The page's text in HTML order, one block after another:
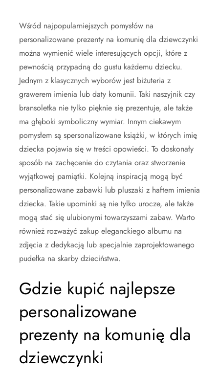
Wśród najpopularniejszych pomysłów na
personalizowane prezenty na komunię dla dziewczynki
można wymienić wiele interesujących opcji, które z
pewnością przypadną do gustu każdemu dziecku.
Jednym z klasycznych wyborów jest biżuteria z
grawerem imienia lub daty komunii. Taki naszyjnik czy
bransoletka nie tylko pięknie się prezentuje, ale także
ma głęboki symboliczny wymiar. Innym ciekawym
pomysłem są spersonalizowane książki, w których imię
dziecka pojawia się w treści opowieści. To doskonały
sposób na zachęcenie do czytania oraz stworzenie
wyjątkowej pamiątki. Kolejną inspiracją mogą być
personalizowane zabawki lub pluszaki z haftem imienia
dziecka. Takie upominki są nie tylko urocze, ale także
mogą stać się ulubionymi towarzyszami zabaw. Warto
również rozważyć zakup eleganckiego albumu na
zdjęcia z dedykacją lub specjalnie zaprojektowanego
pudełka na skarby dzieciństwa.
Gdzie kupić najlepsze
personalizowane
prezenty na komunię dla
dziewczynki